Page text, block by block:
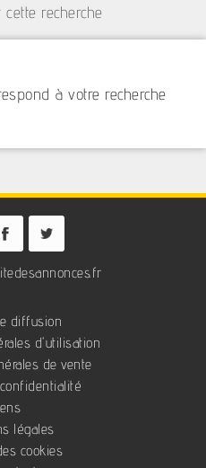
recherche
à votre recherche
diffusion
d'utilisation
de vente
légales
cookies